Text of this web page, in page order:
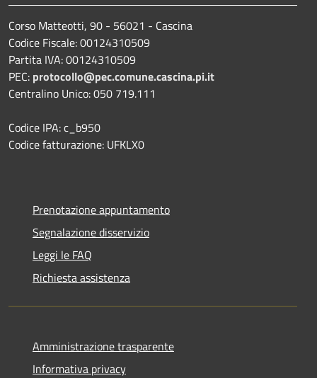
Corso Matteotti, 90 - 56021 - Cascina
Codice Fiscale: 00124310509
Partita IVA: 00124310509
PEC: protocollo@pec.comune.cascina.pi.it
Centralino Unico: 050 719.111
Codice IPA: c_b950
Codice fatturazione: UFKLX0
Prenotazione appuntamento
Segnalazione disservizio
Leggi le FAQ
Richiesta assistenza
Amministrazione trasparente
Informativa privacy